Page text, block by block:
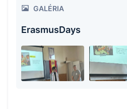
GALÉRIA
ErasmusDays